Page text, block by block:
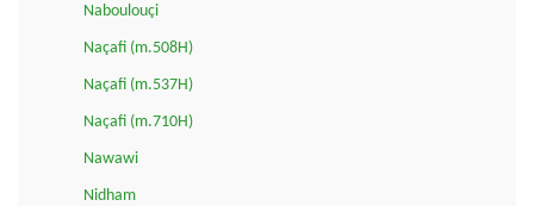
Naboulouçi
Naçafi (m.508H)
Naçafi (m.537H)
Naçafi (m.710H)
Nawawi
Nidham